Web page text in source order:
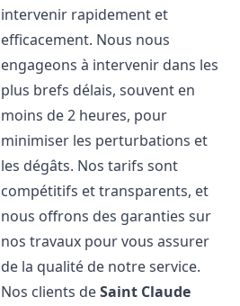
intervenir rapidement et
efficacement. Nous nous
engageons à intervenir dans les
plus brefs délais, souvent en
moins de 2 heures, pour
minimiser les perturbations et
les dégâts. Nos tarifs sont
compétitifs et transparents, et
nous offrons des garanties sur
nos travaux pour vous assurer
de la qualité de notre service.
Nos clients deSaint Claude